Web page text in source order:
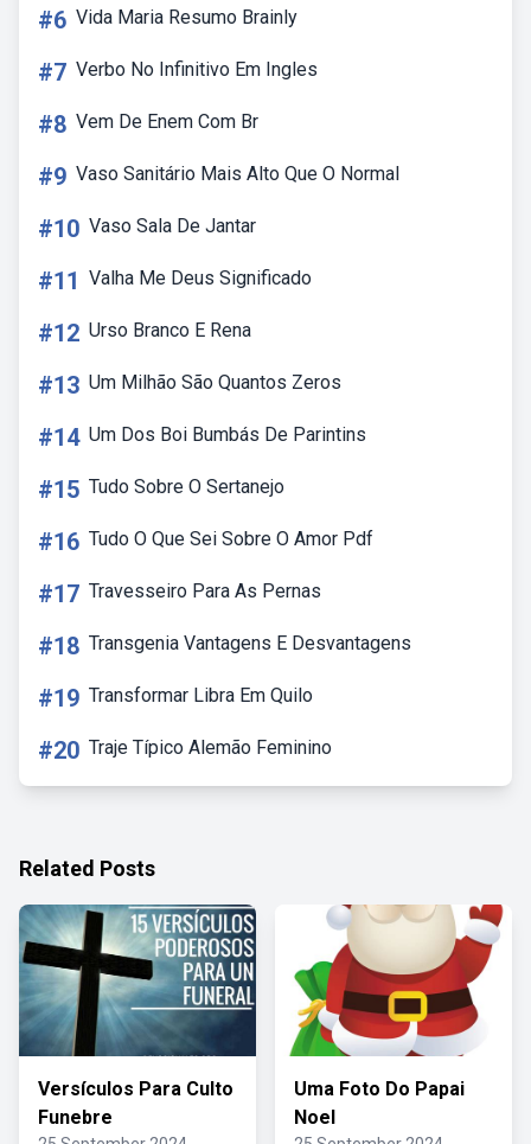
#6 Vida Maria Resumo Brainly
#7 Verbo No Infinitivo Em Ingles
#8 Vem De Enem Com Br
#9 Vaso Sanitário Mais Alto Que O Normal
#10 Vaso Sala De Jantar
#11 Valha Me Deus Significado
#12 Urso Branco E Rena
#13 Um Milhão São Quantos Zeros
#14 Um Dos Boi Bumbás De Parintins
#15 Tudo Sobre O Sertanejo
#16 Tudo O Que Sei Sobre O Amor Pdf
#17 Travesseiro Para As Pernas
#18 Transgenia Vantagens E Desvantagens
#19 Transformar Libra Em Quilo
#20 Traje Típico Alemão Feminino
Related Posts
Versículos Para Culto
Funebre
Uma Foto Do Papai
Noel